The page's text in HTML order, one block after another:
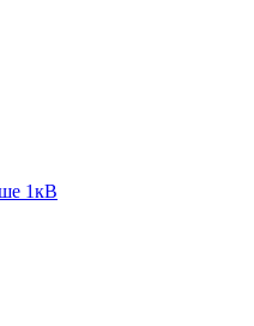
1кВ